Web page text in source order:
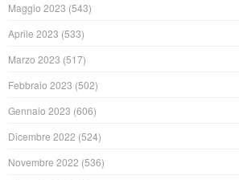
Maggio 2023 (543)
Aprile 2023 (533)
Marzo 2023 (517)
Febbraio 2023 (502)
Gennaio 2023 (606)
Dicembre 2022 (524)
Novembre 2022 (536)